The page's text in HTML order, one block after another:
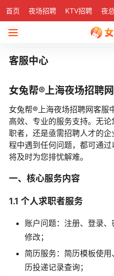
首页 夜场招聘 KTV招聘 夜
客服中心
女兔帮®上海夜场招聘
女兔帮®上海夜场招聘网客服
高效、专业的服务支持。无
职者，还是亟需招聘人才的
程中遇到任何问题，都可通
将及时为您排忧解难。
一、核心服务内容
1.1 个人求职者服务
账户问题：注册、登录
修改；
简历服务：简历模板使
历投递记录查询；